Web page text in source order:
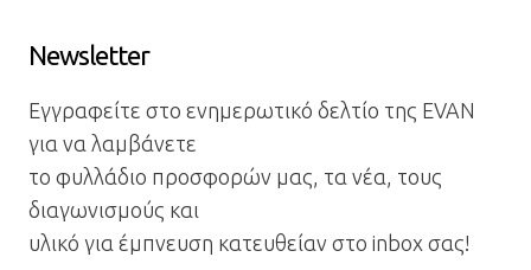
Newsletter
Εγγραφείτε στο ενημερωτικό δελτίο της EVAN
για να λαμβάνετε
το φυλλάδιο προσφορών μας, τα νέα, τους
διαγωνισμούς και
υλικό για έμπνευση κατευθείαν στο inbox σας!